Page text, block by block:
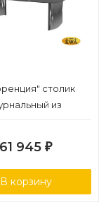
столик
из
61 945 ₽
В корзину